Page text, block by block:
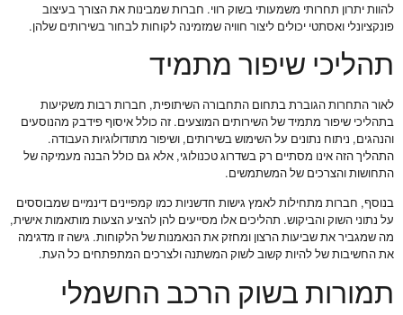
להוות יתרון תחרותי משמעותי בשוק רווי. חברות שמבינות את הצורך בעיצוב
פונקציונלי ואסתטי יכולים ליצור חוויה שמזמינה לקוחות לבחור בשירותים שלהן.
תהליכי שיפור מתמיד
לאור התחרות הגוברת בתחום התחבורה השיתופית, חברות רבות משקיעות
בתהליכי שיפור מתמיד של השירותים המוצעים. זה כולל איסוף פידבק מהנוסעים
והנהגים, ניתוח נתונים על השימוש בשירותים, ושיפור מתודולוגיות העבודה.
התהליך הזה אינו מסתיים רק בשדרוג טכנולוגי, אלא גם כולל הבנה מעמיקה של
התחושות והצרכים של המשתמשים.
בנוסף, חברות מתחילות לאמץ גישות חדשניות כמו קמפיינים דינמיים שמבוססים
על נתוני השוק והביקוש. תהליכים אלו מסייעים להן להציע הצעות מותאמות אישית,
מה שמגביר את שביעות הרצון ומחזק את הנאמנות של הלקוחות. גישה זו מדגימה
את החשיבות של להיות קשוב לשוק המשתנה ולצרכים המתפתחים כל העת.
תמורות בשוק הרכב החשמלי